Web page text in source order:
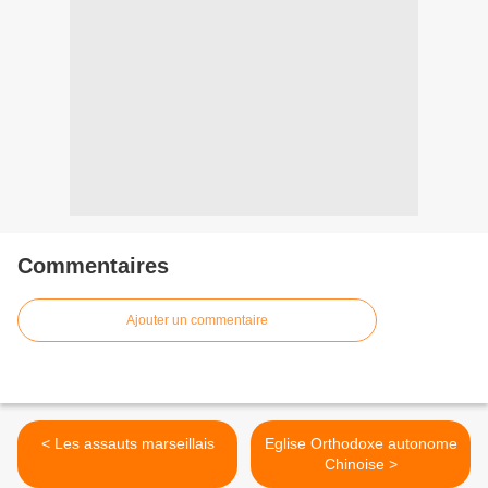
Commentaires
Ajouter un commentaire
< Les assauts marseillais
Eglise Orthodoxe autonome
Chinoise >